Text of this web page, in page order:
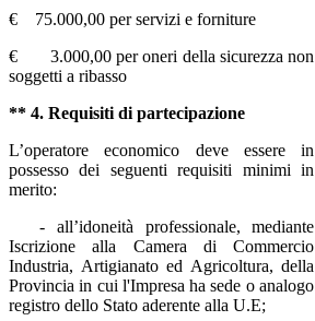
€ 75.000,00 per servizi e forniture
€ 3.000,00 per oneri della sicurezza non
soggetti a ribasso
** 4. Requisiti di partecipazione
L’operatore economico deve essere in
possesso dei seguenti requisiti minimi in
merito:
- all’idoneità professionale, mediante
Iscrizione alla Camera di Commercio
Industria, Artigianato ed Agricoltura, della
Provincia in cui l'Impresa ha sede o analogo
registro dello Stato aderente alla U.E;